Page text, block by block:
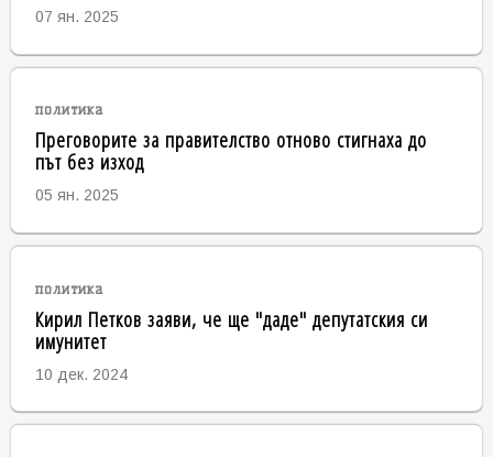
07 ян. 2025
политика
Преговорите за правителство отново стигнаха до
път без изход
05 ян. 2025
политика
Кирил Петков заяви, че ще "даде" депутатския си
имунитет
10 дек. 2024